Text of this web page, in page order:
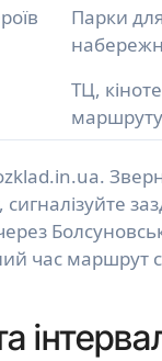
Парки
ТЦ,
маршруту
час маршрут